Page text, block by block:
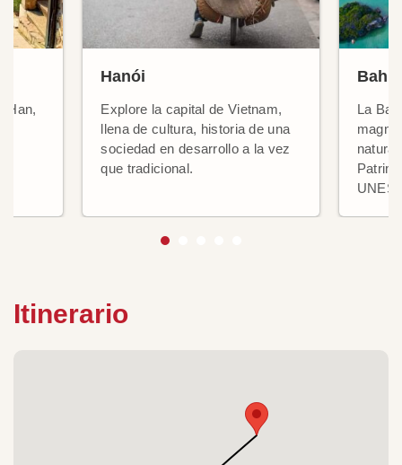
Han,
Hanói
Explore la capital de Vietnam,
llena de cultura, historia de una
sociedad en desarrollo a la vez
que tradicional.
La
Itinerario